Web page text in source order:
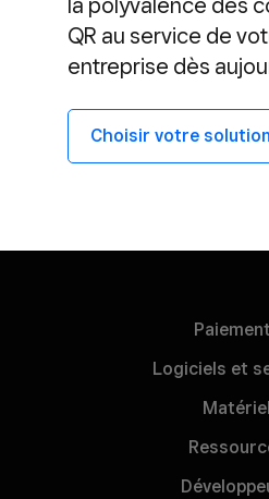
la polyvalence des
QR au service de
entreprise dès
Choisir votre solution
Logiciels et
Matériel